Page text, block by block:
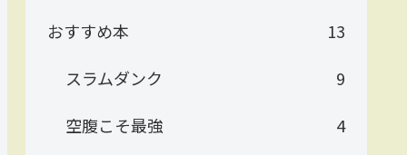
おすすめ本
13
スラムダンク
9
空腹こそ最強
4